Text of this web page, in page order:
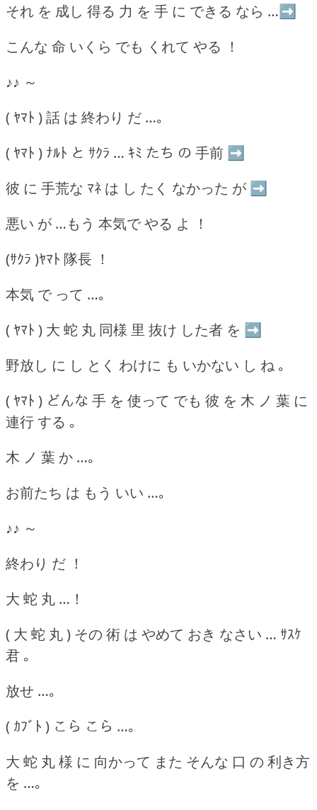
それ を 成し 得る 力 を 手 に できる なら …➡
こんな 命 いくら でも くれて やる ！
♪♪ ～
( ﾔﾏﾄ ) 話 は 終わり だ …｡
( ﾔﾏﾄ ) ﾅﾙﾄ と ｻｸﾗ … ｷﾐ たち の 手前 ➡
彼 に 手荒な ﾏﾈ は し たく なかった が ➡
悪い が …もう 本気で やる よ ！
(ｻｸﾗ )ﾔﾏﾄ 隊長 ！
本気 で って …｡
( ﾔﾏﾄ ) 大 蛇 丸 同様 里 抜け した者 を ➡
野放し に し とく わけに も いかない し ね ｡
( ﾔﾏﾄ ) どんな 手 を 使って でも 彼 を 木 ノ 葉 に
連行 する ｡
木 ノ 葉 か …｡
お前たち は もう いい …｡
♪♪ ～
終わり だ ！
大 蛇 丸 …！
( 大 蛇 丸 ) その 術 は やめて おき なさい … ｻｽｹ
君 ｡
放せ …｡
( ｶﾌﾞﾄ ) こら こら …｡
大 蛇 丸 様 に 向かって また そんな 口 の 利き方
を …｡